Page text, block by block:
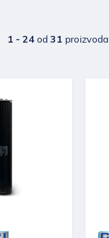
1 - 24 od31 proizvoda